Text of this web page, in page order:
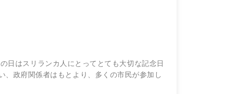
日はスリランカ人にとってとても大切な記念日
政府関係者はもとより、多くの市民が参加し